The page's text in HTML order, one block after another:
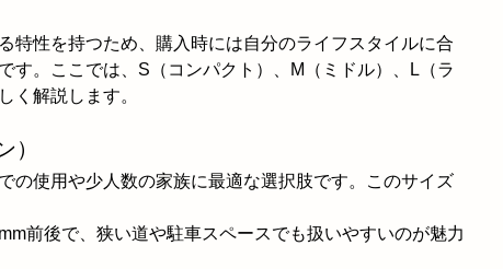
特性を持つため、購入時には自分のライフスタイルに合
す。ここでは、S（コンパクト）、M（ミドル）、L（ラ
く解説します。
）
の使用や少人数の家族に最適な選択肢です。このサイズ
前後で、狭い道や駐車スペースでも扱いやすいのが魅力